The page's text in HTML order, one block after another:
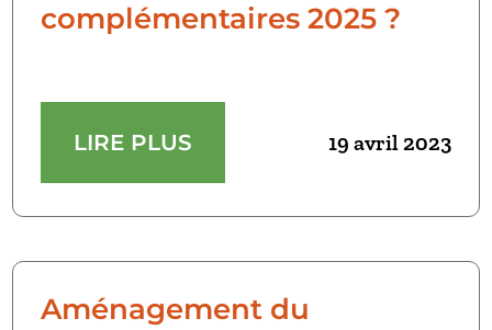
complémentaires 2025 ?
LIRE PLUS 19 avril 2023
Aménagement du